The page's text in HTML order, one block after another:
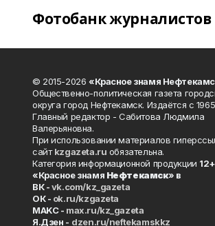
Фотобанк журналистов
© 2015-2026 «Красное знамя
Общественно-политическая газета
округа город Нефтекамск. Издаётся с
Главный редактор - Сабитова Людмила
Валерьяновна.
При использовании материалов
сайтkzgazeta.ru обязательна.
Категория информационной продукции 12+
«Красное знамя Нефтекамск» в
ВК -vk.com/kz_gazeta
ОК - ok.ru/kzgazeta
MAKC - max.ru/kz_gazeta
Я.Дзен - dzen.ru/neftekamskkz